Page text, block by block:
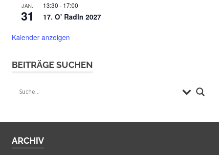
JAN.
31
13:30 - 17:00
17. O’ Radln 2027
Kalender anzeigen
BEITRÄGE SUCHEN
ARCHIV